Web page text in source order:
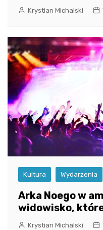
Krystian Michalski
Kultura Wydarzenia
Arka Noego w
widowisko,
Krystian Michalski